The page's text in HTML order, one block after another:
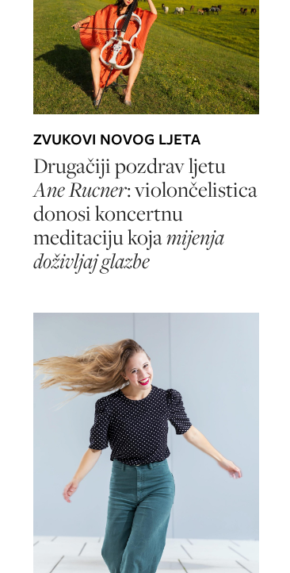
ZVUKOVI NOVOG LJETA
Drugačiji pozdrav ljetu
Ane Rucner: violončelistica
donosi koncertnu
meditaciju kojamijenja
doživljaj glazbe